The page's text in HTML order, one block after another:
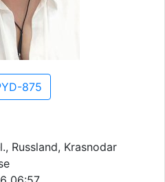
875
Russland, Krasnodar